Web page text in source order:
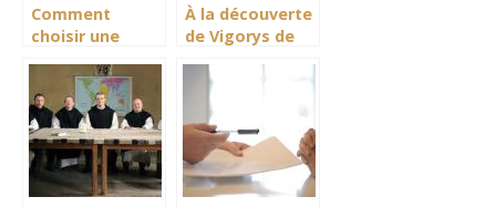
Comment
choisir une
jeune
conducteur ?
À la découverte
de Vigorys de